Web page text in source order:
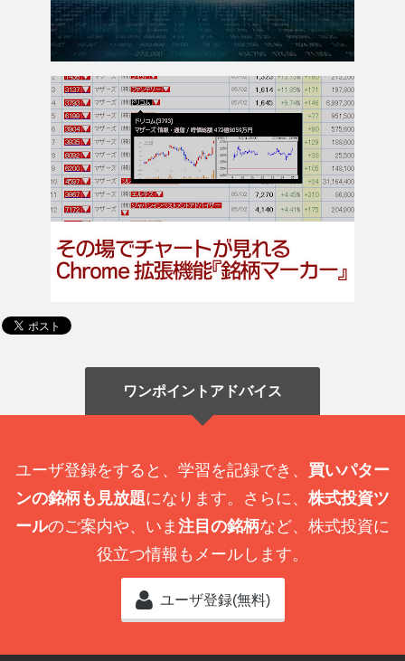
ワンポイントアドバイス
ユーザ登録をすると、学習を記録でき、 買いパター
ンの銘柄も見放題になります。さらに、 株式投資ツ
ールのご案内や、いま 注目の銘柄など、株式投資に
役立つ情報もメールします。
ユーザ登録(無料)